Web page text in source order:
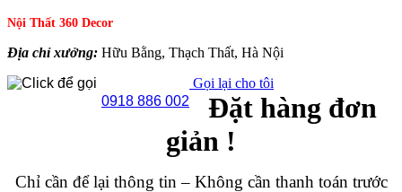
Nội Thất 360 Decor
Địa chỉ xưởng: Hữu Bằng, Thạch Thất, Hà Nội
0918 886 002
Gọi lại cho tôi
Đặt hàng đơn
giản !
Chỉ cần để lại thông tin – Không cần thanh toán trước